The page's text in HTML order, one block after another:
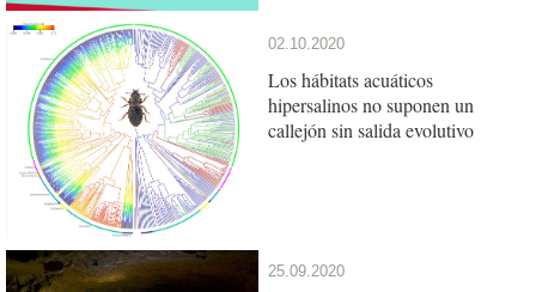
02.10.2020
Los hábitats acuáticos
hipersalinos no suponen un
callejón sin salida evolutivo
25.09.2020